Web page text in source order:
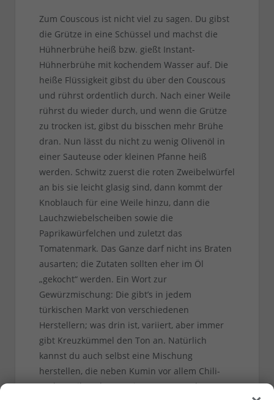
Zum Couscous ist nicht viel zu sagen. Du gibst
die Grütze in eine Schüssel und machst die
Hühnerbrühe heiß bzw. gießt Instant-
Hühnerbrühe mit kochendem Wasser auf. Die
heiße Flüssigkeit gibst du über den Couscous
und rührst ordentlich durch. Nach einer Weile
rührst du wieder durch, und wenn die Grütze
zu trocken ist, gibst du bisschen mehr Brühe
dran. Nun lässt du nicht zu wenig Olivenöl in
einer Sauteuse oder kleinen Pfanne heiß
werden. Schwitz zuerst die roten Zweibelwürfel
an bis sie leicht glasig sind, dann kommt der
Knoblauch für eine Weile hinzu, dann die
Lauchzwiebelscheiben sowie die
Paprikawürfelchen und zuletzt das
Tomatenmark. Das Ganze darf nicht ins Braten
ausarten; die Zutaten sollten eher im Öl
„gekocht“ werden. Ein Wort zur
Gewürzmischung: Die gibt’s in jedem
türkischen Markt von verschiedenen
Herstellern; was drin ist, variiert, aber immer
gibt Kreuzkümmel den Ton an. Natürlich
kannst du auch selbst eine Mischung
herstellen, die neben Kumin vor allem Chili-
und Paprikapulver sowie Oregano und